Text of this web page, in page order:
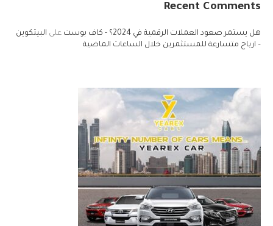
Recent Comments
هل يستمر صعود العملات الرقمية في 2024؟ - كاف بوست على البيتكوين
– ارباح متسارعة للمستثمرين خلال الساعات الماضية